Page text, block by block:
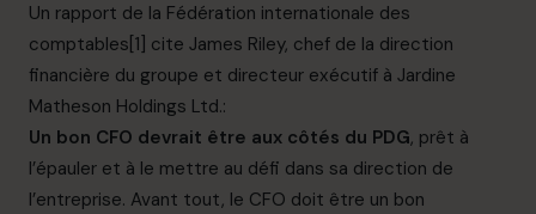
Un rapport de la Fédération internationale des
comptables [1] cite James Riley, chef de la direction
financière du groupe et directeur exécutif à Jardine
Matheson Holdings Ltd.:
Un bon CFO devrait être aux côtés du PDG, prêt à
l’épauler et à le mettre au défi dans sa direction de
l’entreprise. Avant tout, le CFO doit être un bon